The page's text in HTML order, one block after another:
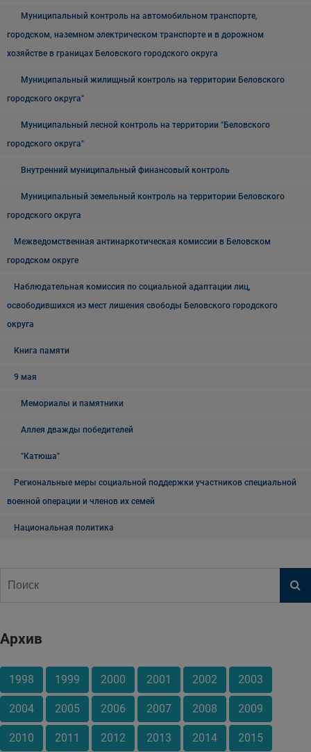
Муниципальный контроль на автомобильном транспорте,
городском, наземном электрическом транспорте и в дорожном
хозяйстве в границах Беловского городского округа
Муниципальный жилищный контроль на территории Беловского
городского округа"
Муниципальный лесной контроль на территории "Беловского
городского округа"
Внутренний муниципальный финансовый контроль
Муниципальный земельный контроль на территории Беловского
городского округа
Межведомственная антинаркотическая комиссии в Беловском
городском округе
Наблюдательная комиссия по социальной адаптации лиц,
освободившихся из мест лишения свободы Беловского городского
округа
Книга памяти
9 мая
Мемориалы и памятники
Аллея дважды победителей
"Катюша"
Региональные меры социальной поддержки участников специальной
военной операции и членов их семей
Национальная политика
Архив
1998 1999 2000 2001 2002 2003
2004 2005 2006 2007 2008 2009
2010 2011 2012 2013 2014 2015